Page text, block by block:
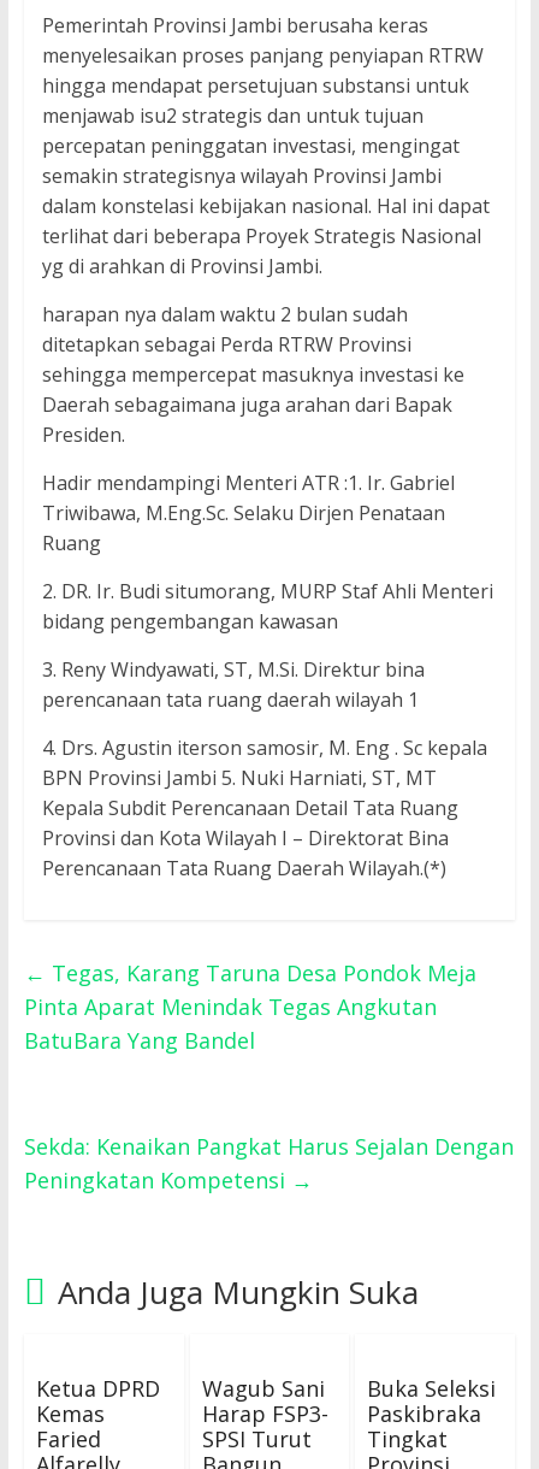
Pemerintah Provinsi Jambi berusaha keras
menyelesaikan proses panjang penyiapan RTRW
hingga mendapat persetujuan substansi untuk
menjawab isu2 strategis dan untuk tujuan
percepatan peninggatan investasi, mengingat
semakin strategisnya wilayah Provinsi Jambi
dalam konstelasi kebijakan nasional. Hal ini dapat
terlihat dari beberapa Proyek Strategis Nasional
yg di arahkan di Provinsi Jambi.
harapan nya dalam waktu 2 bulan sudah
ditetapkan sebagai Perda RTRW Provinsi
sehingga mempercepat masuknya investasi ke
Daerah sebagaimana juga arahan dari Bapak
Presiden.
Hadir mendampingi Menteri ATR :1. Ir. Gabriel
Triwibawa, M.Eng.Sc. Selaku Dirjen Penataan
Ruang
2. DR. Ir. Budi situmorang, MURP Staf Ahli Menteri
bidang pengembangan kawasan
3. Reny Windyawati, ST, M.Si. Direktur bina
perencanaan tata ruang daerah wilayah 1
4. Drs. Agustin iterson samosir, M. Eng . Sc kepala
BPN Provinsi Jambi 5. Nuki Harniati, ST, MT
Kepala Subdit Perencanaan Detail Tata Ruang
Provinsi dan Kota Wilayah I – Direktorat Bina
Perencanaan Tata Ruang Daerah Wilayah.(*)
← Tegas, Karang Taruna Desa Pondok Meja
Pinta Aparat Menindak Tegas Angkutan
BatuBara Yang Bandel
Sekda: Kenaikan Pangkat Harus Sejalan Dengan
Peningkatan Kompetensi →
Anda Juga Mungkin Suka
Ketua DPRD
Kemas
Faried
Wagub Sani
Harap FSP3-
SPSI Turut
Buka Seleksi
Paskibraka
Tingkat